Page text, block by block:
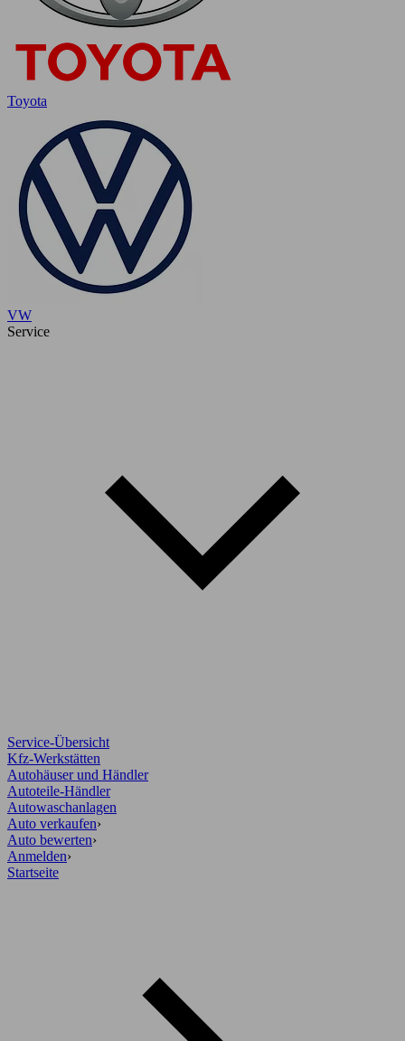
Toyota
VW
Service
Service-Übersicht
Kfz-Werkstätten
Autohäuser und Händler
Autoteile-Händler
Autowaschanlagen
Auto verkaufen›
Auto bewerten›
Anmelden›
Startseite